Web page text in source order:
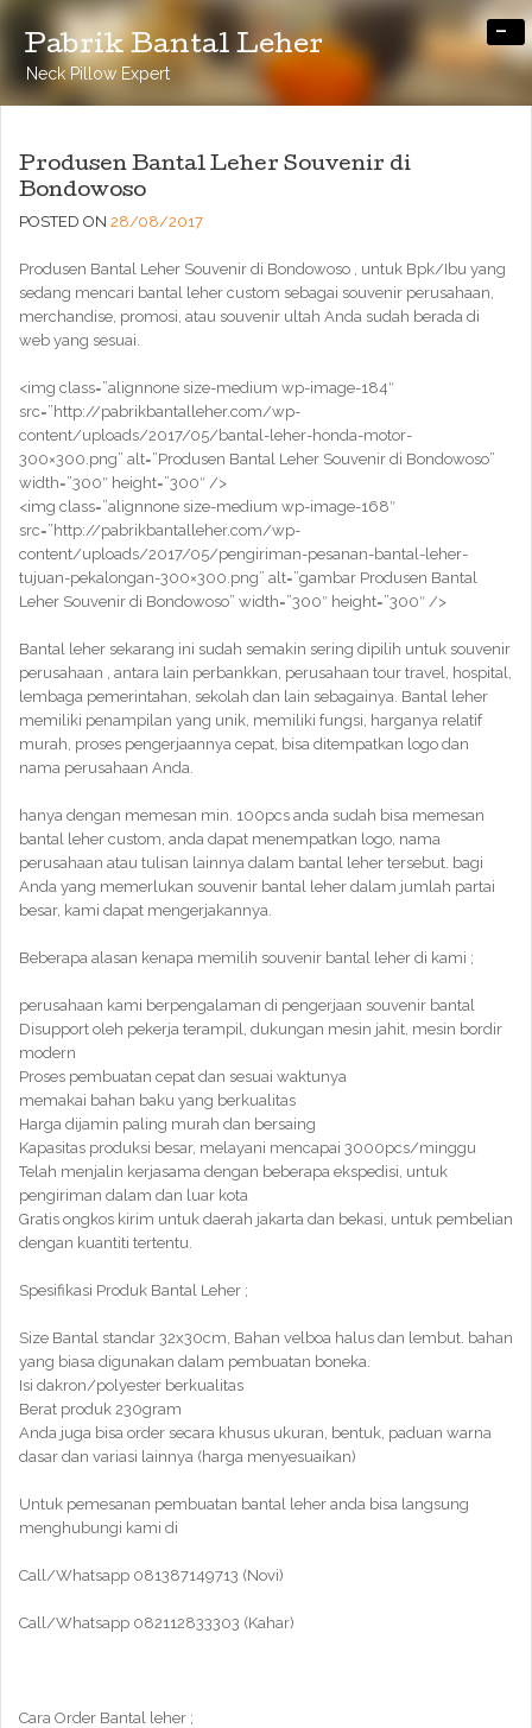
Pabrik Bantal Leher
Neck Pillow Expert
-
Produsen Bantal Leher Souvenir di
Bondowoso
POSTED ON 28/08/2017
Produsen Bantal Leher Souvenir di Bondowoso , untuk Bpk/Ibu yang
sedang mencari bantal leher custom sebagai souvenir perusahaan,
merchandise, promosi, atau souvenir ultah Anda sudah berada di
web yang sesuai.
<img class=”alignnone size-medium wp-image-184″
src=”http://pabrikbantalleher.com/wp-
content/uploads/2017/05/bantal-leher-honda-motor-
300×300.png” alt=”Produsen Bantal Leher Souvenir di Bondowoso”
width=”300″ height=”300″ />
<img class=”alignnone size-medium wp-image-168″
src=”http://pabrikbantalleher.com/wp-
content/uploads/2017/05/pengiriman-pesanan-bantal-leher-
tujuan-pekalongan-300×300.png” alt=”gambar Produsen Bantal
Leher Souvenir di Bondowoso” width=”300″ height=”300″ />
Bantal leher sekarang ini sudah semakin sering dipilih untuk souvenir
perusahaan , antara lain perbankkan, perusahaan tour travel, hospital,
lembaga pemerintahan, sekolah dan lain sebagainya. Bantal leher
memiliki penampilan yang unik, memiliki fungsi, harganya relatif
murah, proses pengerjaannya cepat, bisa ditempatkan logo dan
nama perusahaan Anda.
hanya dengan memesan min. 100pcs anda sudah bisa memesan
bantal leher custom, anda dapat menempatkan logo, nama
perusahaan atau tulisan lainnya dalam bantal leher tersebut. bagi
Anda yang memerlukan souvenir bantal leher dalam jumlah partai
besar, kami dapat mengerjakannya.
Beberapa alasan kenapa memilih souvenir bantal leher di kami ;
perusahaan kami berpengalaman di pengerjaan souvenir bantal
Disupport oleh pekerja terampil, dukungan mesin jahit, mesin bordir
modern
Proses pembuatan cepat dan sesuai waktunya
memakai bahan baku yang berkualitas
Harga dijamin paling murah dan bersaing
Kapasitas produksi besar, melayani mencapai 3000pcs/minggu
Telah menjalin kerjasama dengan beberapa ekspedisi, untuk
pengiriman dalam dan luar kota
Gratis ongkos kirim untuk daerah jakarta dan bekasi, untuk pembelian
dengan kuantiti tertentu.
Spesifikasi Produk Bantal Leher ;
Size Bantal standar 32x30cm, Bahan velboa halus dan lembut. bahan
yang biasa digunakan dalam pembuatan boneka.
Isi dakron/polyester berkualitas
Berat produk 230gram
Anda juga bisa order secara khusus ukuran, bentuk, paduan warna
dasar dan variasi lainnya (harga menyesuaikan)
Untuk pemesanan pembuatan bantal leher anda bisa langsung
menghubungi kami di
Call/Whatsapp 081387149713 (Novi)
Call/Whatsapp 082112833303 (Kahar)
Cara Order Bantal leher ;